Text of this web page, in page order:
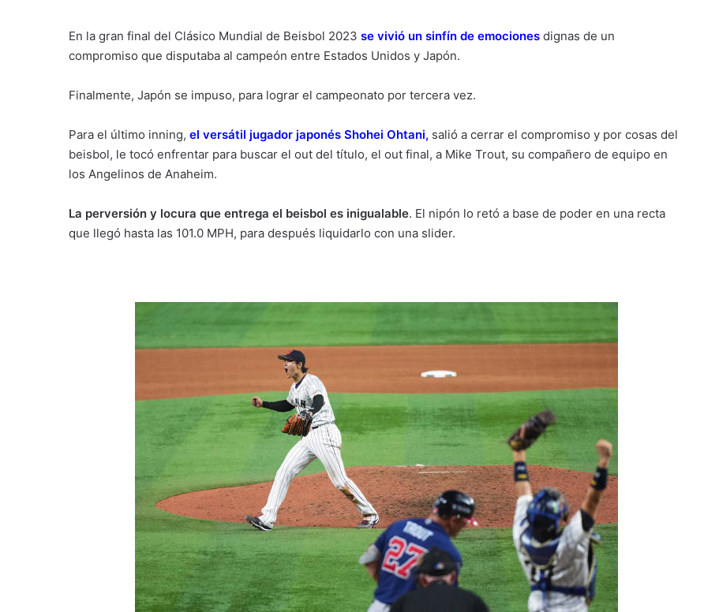
En la gran final del Clásico Mundial de Beisbol 2023 se vivió un sinfín de emociones dignas de un
compromiso que disputaba al campeón entre Estados Unidos y Japón.
Finalmente, Japón se impuso, para lograr el campeonato por tercera vez.
Para el último inning, el versátil jugador japonés Shohei Ohtani, salió a cerrar el compromiso y por cosas del
beisbol, le tocó enfrentar para buscar el out del título, el out final, a Mike Trout, su compañero de equipo en
los Angelinos de Anaheim.
La perversión y locura que entrega el beisbol es inigualable. El nipón lo retó a base de poder en una recta
que llegó hasta las 101.0 MPH, para después liquidarlo con una slider.